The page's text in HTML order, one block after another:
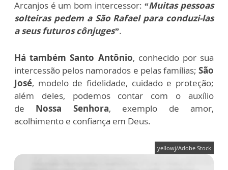
Arcanjos é um bom intercessor: “Muitas pessoas
solteiras pedem a São Rafael para conduzi-las
a seus futuros cônjuges”.
Há também Santo Antônio, conhecido por sua
intercessão pelos namorados e pelas famílias; São
José, modelo de fidelidade, cuidado e proteção;
além deles, podemos contar com o auxílio
de Nossa Senhora, exemplo de amor,
acolhimento e confiança em Deus.
yellowj/Adobe Stock